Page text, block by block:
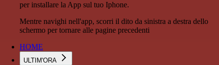
per installare la App sul tuo Iphone.
Mentre navighi nell'app, scorri il dito da sinistra a destra dello
schermo per tornare alle pagine precedenti
HOME
ULTIM'ORA